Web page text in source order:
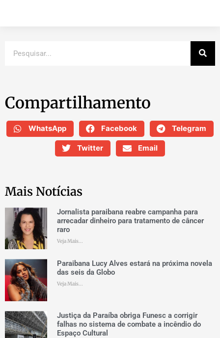
Compartilhamento
WhatsApp Facebook Telegram
Twitter Email
Mais Notícias
Jornalista paraibana reabre campanha para
arrecadar dinheiro para tratamento de câncer
raro
Veja Mais...
Paraibana Lucy Alves estará na próxima novela
das seis da Globo
Veja Mais...
Justiça da Paraíba obriga Funesc a corrigir
falhas no sistema de combate a incêndio do
Espaço Cultural